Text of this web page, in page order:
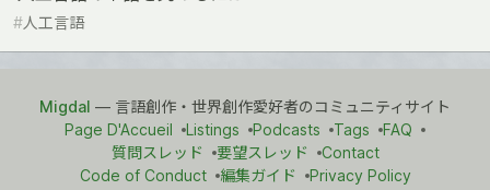
#人工言語
Migdal — 言語創作・世界創作愛好者のコミュニティサイト
Page D'Accueil
Listings Podcasts Tags
FAQ
質問スレッド
要望スレッド
Contact
Code of Conduct
編集ガイド
Privacy Policy